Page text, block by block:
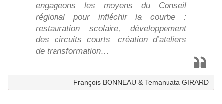
engageons les moyens du Conseil
régional pour infléchir la courbe :
restauration scolaire, développement
des circuits courts, création d’ateliers
de transformation…
François BONNEAU & Temanuata GIRARD